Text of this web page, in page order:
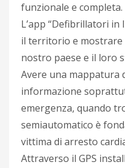
funzionale e completa.
L’app “Defibrillatori
il territorio e
nostro paese e il loro
Avere una mappatura
informazione
emergenza, quando
semiautomatico è
vittima di arresto
Attraverso il GPS